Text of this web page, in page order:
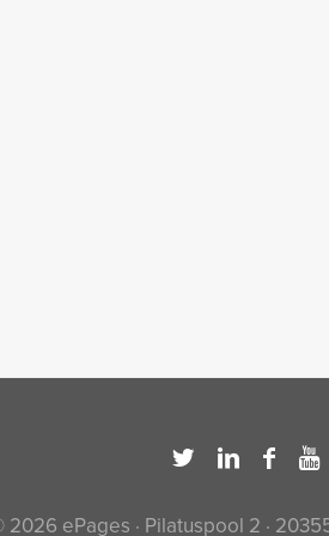
2026 ePages · Pilatuspool 2 ·